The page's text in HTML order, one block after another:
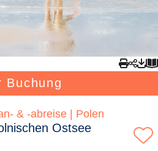
Buchung
& -abreise | Polen
Ostsee